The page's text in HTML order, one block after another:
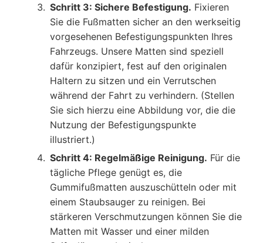
Schritt 3: Sichere Befestigung. Fixieren
Sie die Fußmatten sicher an den werkseitig
vorgesehenen Befestigungspunkten Ihres
Fahrzeugs. Unsere Matten sind speziell
dafür konzipiert, fest auf den originalen
Haltern zu sitzen und ein Verrutschen
während der Fahrt zu verhindern. (Stellen
Sie sich hierzu eine Abbildung vor, die die
Nutzung der Befestigungspunkte
illustriert.)
Schritt 4: Regelmäßige Reinigung. Für die
tägliche Pflege genügt es, die
Gummifußmatten auszuschütteln oder mit
einem Staubsauger zu reinigen. Bei
stärkeren Verschmutzungen können Sie die
Matten mit Wasser und einer milden